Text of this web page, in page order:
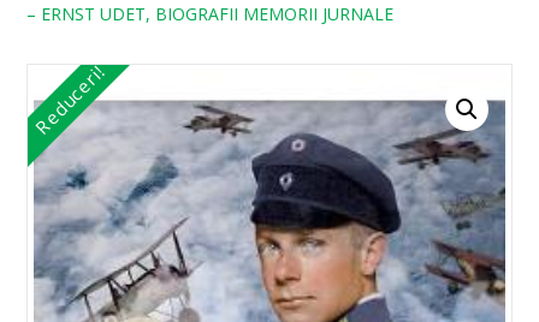
– ERNST UDET, BIOGRAFII MEMORII JURNALE
Reduceri!